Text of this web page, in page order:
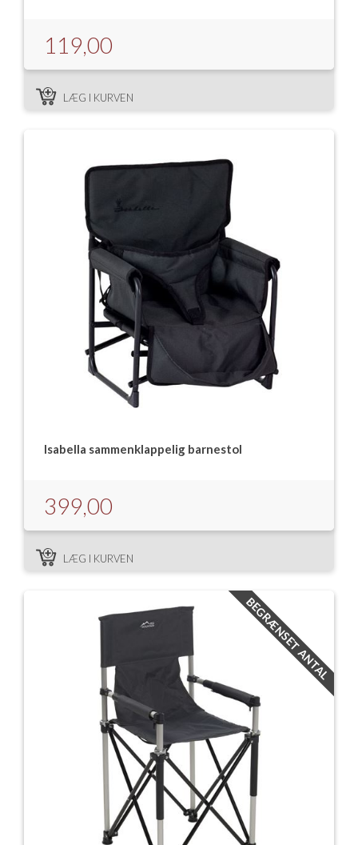
119,00
LÆG I KURVEN
Isabella sammenklappelig barnestol
399,00
LÆG I KURVEN
BEGRÆNSET ANTAL